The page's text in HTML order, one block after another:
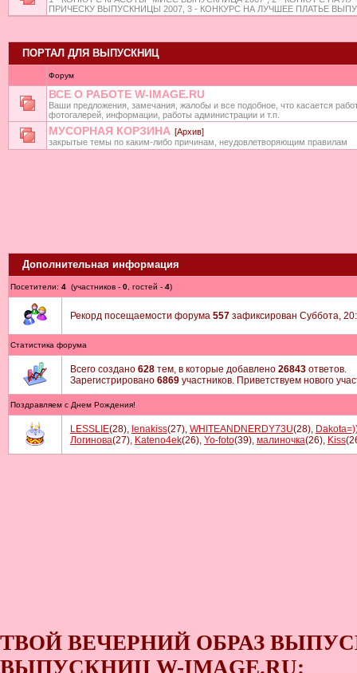
ПРИЧЕСКУ ВЫПУСКНИЦЫ 2007, 3 - КОНКУРС НА ЛУЧШЕЕ ПЛАТЬЕ
ПОРТАЛ ДЛЯ ВЫПУСКНИЦ
Форум
ВСЕ О РАБОТЕ W-IMAGE.RU
Ваши предложения, замечания, жалобы и все подобное, что касается
фотогалерей, информации, работы администрации и т.п.
МУСОРНАЯ КОРЗИНА [Архив]
закрытые темы по каким-либо причинам, неудовлетворяющим правилам
Дополнительная информация
Посетители: 4(участников - 0, гостей - 4)
Рекорд посещаемости форума 557зафиксирован Суббота,
Статистика форума
Всего создано 628тем, в которые добавлено 26843ответов.
Зарегистрировано 6869участников. Приветствуем нового
Поздравляем с Днем Рождения!
LESSLIE(28), lenakiss(27), WHITEANDNERDY73U(28),
Логинова(27), Kateno4ek(26), Yo-foto(39), малиночка(26), Kiss
ТВОЙ ВЕЧЕРНИЙ ОБРАЗ
ВЫПУСКНИЦ W-IMAGE.RU: